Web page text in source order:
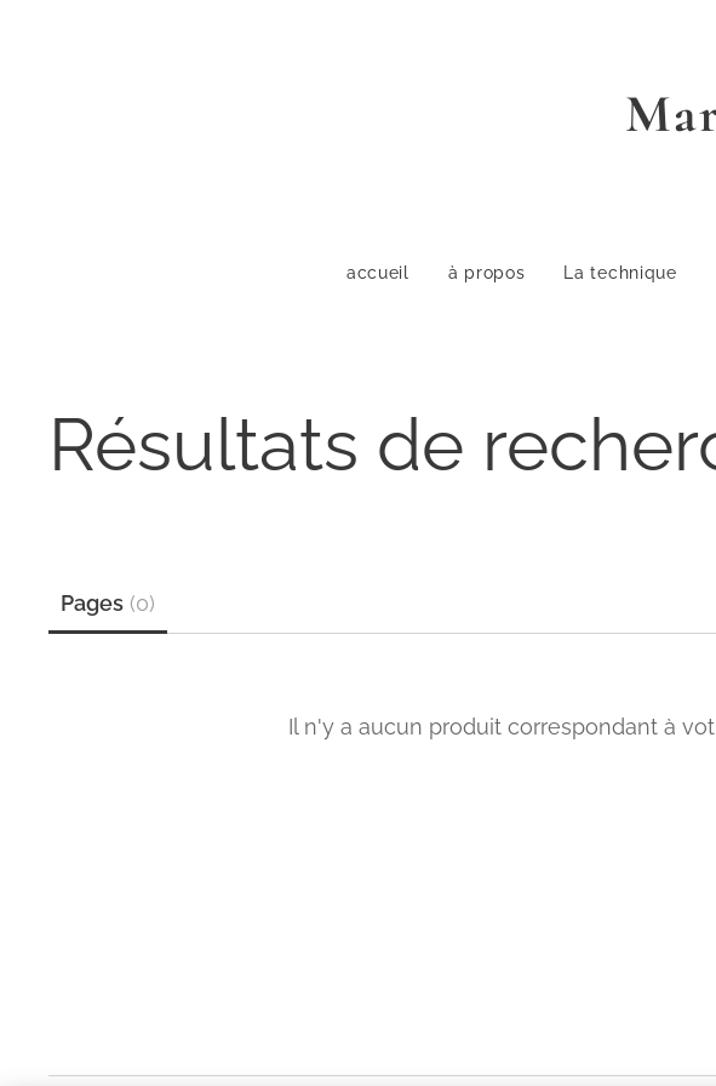
accueil à propos La technique
Résultats de
Pages (0)
Il n'y a aucun produit correspondant à